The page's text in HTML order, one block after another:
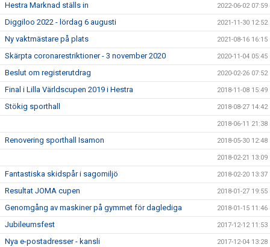
Hestra Marknad ställs in 2022-06-02 07:59
Diggiloo 2022 - lördag 6 augusti 2021-11-30 12:52
Ny vaktmästare på plats 2021-08-16 16:15
Skärpta coronarestriktioner - 3 november 2020 2020-11-04 05:45
Beslut om registerutdrag 2020-02-26 07:52
Final i Lilla Världscupen 2019 i Hestra 2018-11-08 15:49
Stökig sporthall 2018-08-27 14:42
2018-06-11 21:38
Renovering sporthall Isamon 2018-05-30 12:48
2018-02-21 13:09
Fantastiska skidspår i sagomiljö 2018-02-20 13:37
Resultat JOMA cupen 2018-01-27 19:55
Genomgång av maskiner på gymmet för daglediga 2018-01-15 11:46
Jubileumsfest 2017-12-12 11:53
Nya e-postadresser - kansli 2017-12-04 13:28